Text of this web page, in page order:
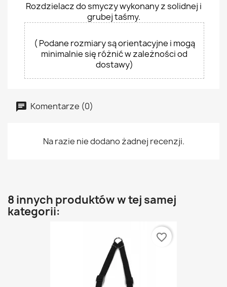
Rozdzielacz do smyczy wykonany z solidnej i
grubej taśmy.
( Podane rozmiary są orientacyjne i mogą
minimalnie się różnić w zależności od
dostawy)
Komentarze (0)
Na razie nie dodano żadnej recenzji.
8 innych produktów w tej samej
kategorii:
favorite_border